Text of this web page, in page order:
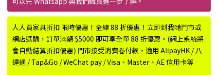
人人買家具折扣 限時優惠！全線 88 折優惠！立即到我哋門市或
網店選購，訂單滿額 $5000 即可享全單 88 折優惠。(網上系統將
會自動結算折扣優惠) 門市接受消費卷付款，適用 AlipayHK / 八
達通 / Tap&Go / WeChat pay / Visa、Master、AE 信用卡等